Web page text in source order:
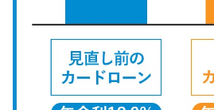
その他コラム
今月の家賃払
は解決しない